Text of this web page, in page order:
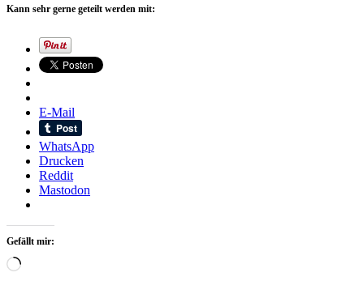
Kann sehr gerne geteilt werden mit:
E-Mail
WhatsApp
Drucken
Reddit
Mastodon
Gefällt mir:
Wird